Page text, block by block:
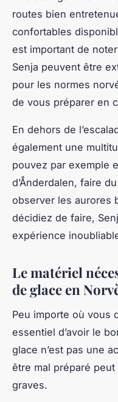
routes bien
confortables
est important de
Senja peuvent être
pour les normes
de vous préparer en
En dehors de
également une
pouvez par exemple
d’Ånderdalen, faire
observer les aurores
décidiez de faire,
expérience
Le matériel
de glace en
Peu importe où vous
essentiel d’avoir le
glace n’est pas une
être mal préparé
graves.